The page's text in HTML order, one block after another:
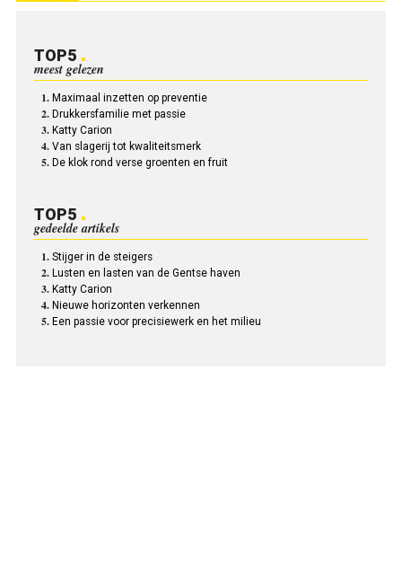
TOP5
meest gelezen
Maximaal inzetten op preventie
Drukkersfamilie met passie
Katty Carion
Van slagerij tot kwaliteitsmerk
De klok rond verse groenten en fruit
TOP5
gedeelde artikels
Stijger in de steigers
Lusten en lasten van de Gentse haven
Katty Carion
Nieuwe horizonten verkennen
Een passie voor precisiewerk en het milieu